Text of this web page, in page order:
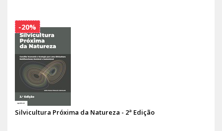
Silvicultura Próxima da Natureza - 2ª Edição
-20%